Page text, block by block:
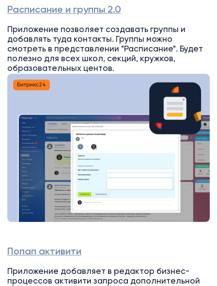
Расписание и группы 2.0
Приложение позволяет создавать группы и
добавлять туда контакты. Группы можно
смотреть в представлении "Расписание". Будет
полезно для всех школ, секций, кружков,
образовательных центов.
Битрикс24
Попап активити
Приложение добавляет в редактор бизнес-
процессов активити запроса дополнительной